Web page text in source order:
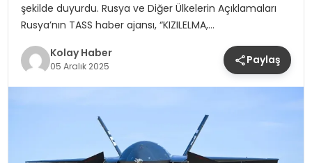
şekilde duyurdu. Rusya ve Diğer Ülkelerin Açıklamaları
Rusya’nın TASS haber ajansı, “KIZILELMA,…
Kolay Haber
05 Aralık 2025 Paylaş